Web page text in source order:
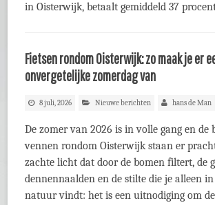
in Oisterwijk, betaalt gemiddeld 37
Fietsen rondom Oisterwijk: zo maak je er
onvergetelijke zomerdag van
8 juli, 2026 Nieuwe berichten hans de Man
De zomer van 2026 is in volle gang en de
vennen rondom Oisterwijk staan er
zachte licht dat door de bomen filtert, de
dennennaalden en de stilte die je alleen
natuur vindt: het is een uitnodiging om